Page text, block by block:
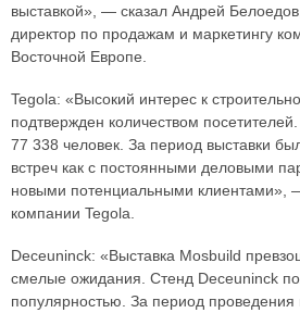
выставкой», — сказал Андрей
директор по продажам и маркетингу
Восточной Европе.
Tegola: «Высокий интерес к
подтвержден количеством
77 338 человек. За период выставки
встреч как с постоянными деловыми
новыми потенциальными клиентами»,
компании Tegola.
Deceuninck: «Выставка Mosbuild
смелые ожидания. Стенд Deceuninck
популярностью. За период проведения